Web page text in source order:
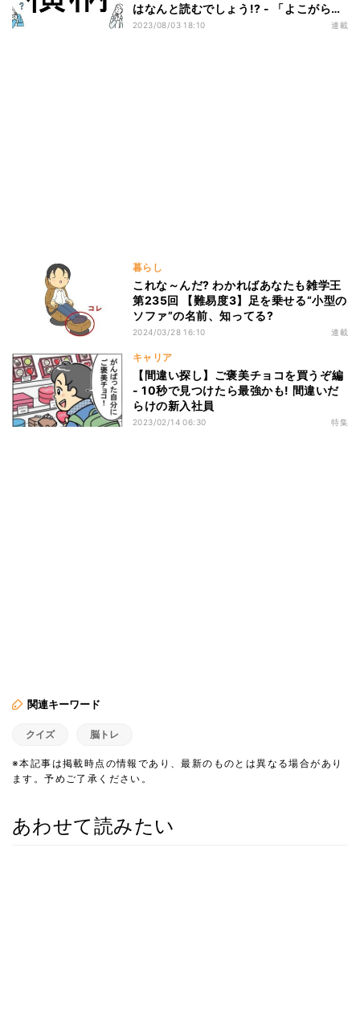
はなんと読むでしょう!? - 「よこがら」
は間違い!?
2023/08/03 18:10 連載
暮らし
これな～んだ? わかればあなたも雑学王
第235回 【難易度3】足を乗せる“小型の
ソファ”の名前、知ってる?
2024/03/28 16:10 連載
キャリア
【間違い探し】ご褒美チョコを買うぞ編
- 10秒で見つけたら最強かも! 間違いだ
らけの新入社員
2023/02/14 06:30 特集
関連キーワード
クイズ 脳トレ
※本記事は掲載時点の情報であり、最新のものとは異なる場合があり
ます。予めご了承ください。
あわせて読みたい